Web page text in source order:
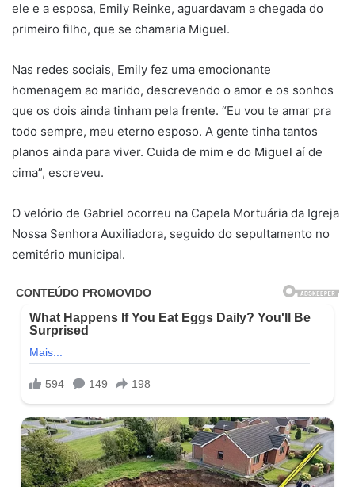
ele e a esposa, Emily Reinke, aguardavam a chegada do
primeiro filho, que se chamaria Miguel.
Nas redes sociais, Emily fez uma emocionante
homenagem ao marido, descrevendo o amor e os sonhos
que os dois ainda tinham pela frente. “Eu vou te amar pra
todo sempre, meu eterno esposo. A gente tinha tantos
planos ainda para viver. Cuida de mim e do Miguel aí de
cima”, escreveu.
O velório de Gabriel ocorreu na Capela Mortuária da Igreja
Nossa Senhora Auxiliadora, seguido do sepultamento no
cemitério municipal.